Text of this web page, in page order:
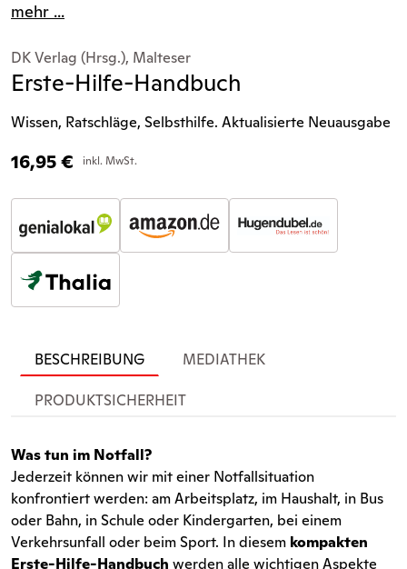
mehr ...
DK Verlag (Hrsg.), Malteser
Erste-Hilfe-Handbuch
Wissen, Ratschläge, Selbsthilfe. Aktualisierte Neuausgabe
16,95€ inkl. MwSt.
BESCHREIBUNG MEDIATHEK
PRODUKTSICHERHEIT
Was tun im Notfall?
Jederzeit können wir mit einer Notfallsituation
konfrontiert werden: am Arbeitsplatz, im Haushalt, in Bus
oder Bahn, in Schule oder Kindergarten, bei einem
Verkehrsunfall oder beim Sport. In diesem kompakten
Erste-Hilfe-Handbuch werden alle wichtigen Aspekte